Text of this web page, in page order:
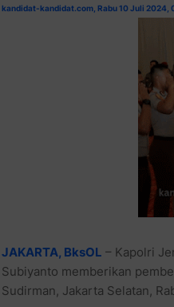
kandidat-kandidat.com, Rabu 10 Juli 2024,
JAKARTA, BksOL – Kapolri
Subiyanto memberikan
Sudirman, Jakarta Selatan,